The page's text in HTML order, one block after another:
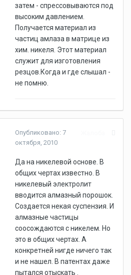
затем - спрессовываются под
высоким давлением.
Получается материал из
частиц амлаза в матрице из
хим. никеля. Этот материал
служит для изготовления
резцов.Когда и где слышал -
не помню.
Опубликовано: 7
октября, 2010
Да на никелевой основе. В
общих чертах известно. В
никелевый электролит
вводится алмазный порошок.
Создается некая суспензия. И
алмазные частицы
соосождаются с никелем. Но
это в общих чертах. А
конкретней нигде ничего так
и не нашел. В патентах даже
пытался отыскать .